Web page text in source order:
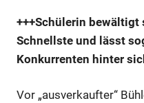
+++Schülerin bewältigt
Schnellste und lässt
Konkurrenten hinter
Vor „ausverkaufter“